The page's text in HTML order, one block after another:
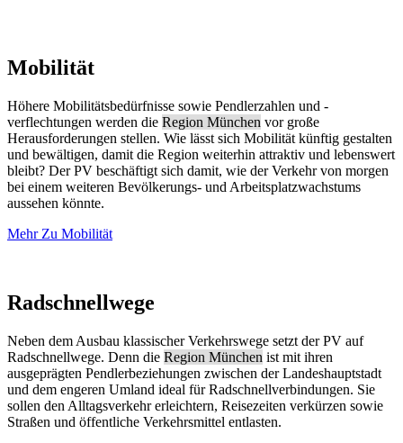
Mobilität
Höhere Mobilitätsbedürfnisse sowie Pendlerzahlen und -
verflechtungen werden die Region München vor große
Herausforderungen stellen. Wie lässt sich Mobilität künftig gestalten
und bewältigen, damit die Region weiterhin attraktiv und lebenswert
bleibt? Der PV beschäftigt sich damit, wie der Verkehr von morgen
bei einem weiteren Bevölkerungs- und Arbeitsplatzwachstums
aussehen könnte.
Mehr Zu Mobilität
Radschnellwege
Neben dem Ausbau klassischer Verkehrswege setzt der PV auf
Radschnellwege. Denn die Region München ist mit ihren
ausgeprägten Pendlerbeziehungen zwischen der Landeshauptstadt
und dem engeren Umland ideal für Radschnellverbindungen. Sie
sollen den Alltagsverkehr erleichtern, Reisezeiten verkürzen sowie
Straßen und öffentliche Verkehrsmittel entlasten.